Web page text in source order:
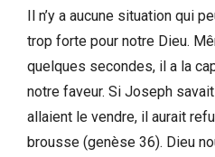
Il n’y a aucune situation qui
trop forte pour notre Dieu.
quelques secondes, il a la
notre faveur. Si Joseph
allaient le vendre, il aurait
brousse (genèse 36). Dieu